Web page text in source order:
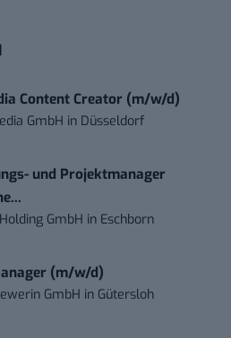
Content Creator (m/w/d)
GmbH in Düsseldorf
und Projektmanager
GmbH in Eschborn
(m/w/d)
GmbH in Gütersloh